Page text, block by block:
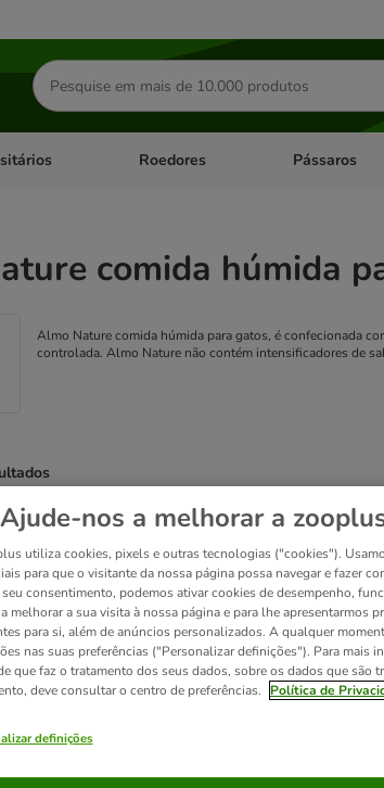
Pesquisar
produtos
de categoria: Dieta Vet.Abrir menu de categoria:
Roedores Abrir menu de
Pássaros
comida húmida
Almo Nature comida húmida para gatos, é confecionada
controlada. Almo Nature não contém intensificadores de
been changed
Ajude-nos a melhorar a
utiliza cookies, pixels e outras tecnologias ("cookies").
para que o visitante da nossa página possa navegar e fazer
consentimento, podemos ativar cookies de desempenho,
melhorar a sua visita à nossa página e para lhe apresentarmos
para si, além de anúncios personalizados. A qualquer
nas suas preferências ("Personalizar definições"). Para mais
que faz o tratamento dos seus dados, sobre os dados que são
deve consultar o centro de preferências.
Política de
definições